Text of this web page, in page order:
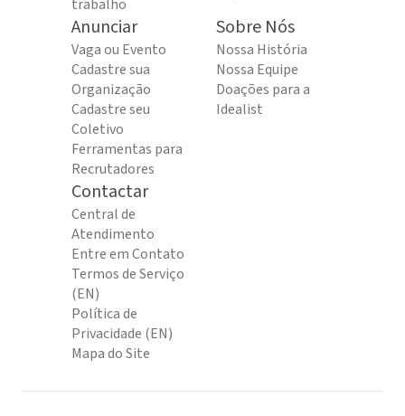
trabalho
Anunciar
Vaga ou Evento
Cadastre sua
Organização
Cadastre seu
Coletivo
Ferramentas para
Recrutadores
Sobre Nós
Nossa História
Nossa Equipe
Doações para a
Idealist
Contactar
Central de
Atendimento
Entre em Contato
Termos de Serviço
(EN)
Política de
Privacidade (EN)
Mapa do Site